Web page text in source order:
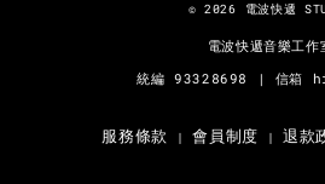
© 2026 電波快遞
電波快遞音樂工作
統編 93​328698 | 信箱
服務條款 |會員制度 |退款